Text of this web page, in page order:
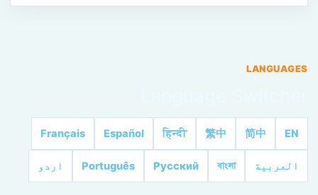
LANGUAGES
EN
简中
繁中
हिन्दी
Español
Français
العربية বাংলা
Русский
Português اردو